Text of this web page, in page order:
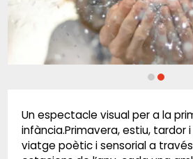
Un espectacle visual per a la
infància.Primavera, estiu, tardor
viatge poètic i sensorial a